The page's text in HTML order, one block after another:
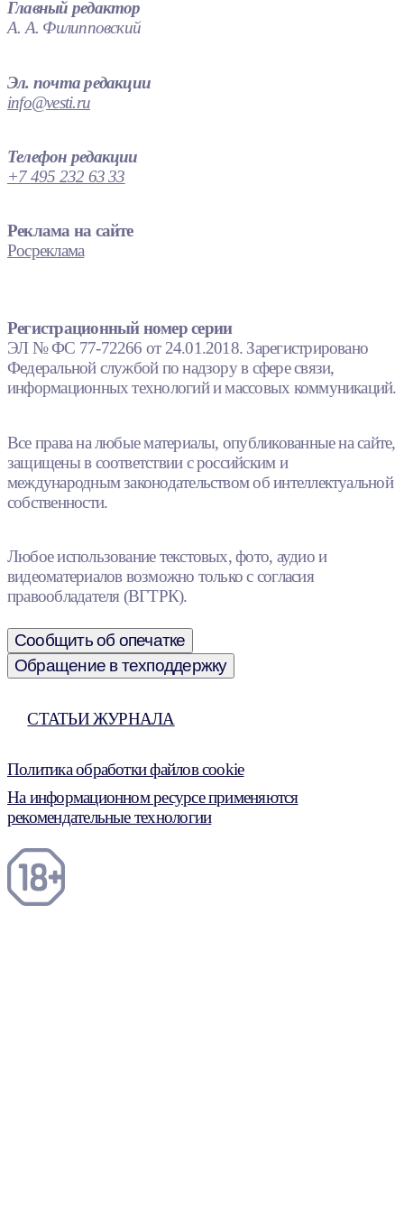
Главный редактор
А. А. Филипповский
Эл. почта редакции
info@vesti.ru
Телефон редакции
+7 495 232 63 33
Реклама на сайте
Росреклама
Регистрационный номер серии
ЭЛ № ФС 77-72266 от 24.01.2018. Зарегистрировано
Федеральной службой по надзору в сфере связи,
информационных технологий и массовых коммуникаций.
Все права на любые материалы, опубликованные на сайте,
защищены в соответствии с российским и
международным законодательством об интеллектуальной
собственности.
Любое использование текстовых, фото, аудио и
видеоматериалов возможно только с согласия
правообладателя (ВГТРК).
Сообщить об опечатке
Обращение в техподдержку
СТАТЬИ ЖУРНАЛА
Политика обработки файлов cookie
На информационном ресурсе применяются
рекомендательные технологии